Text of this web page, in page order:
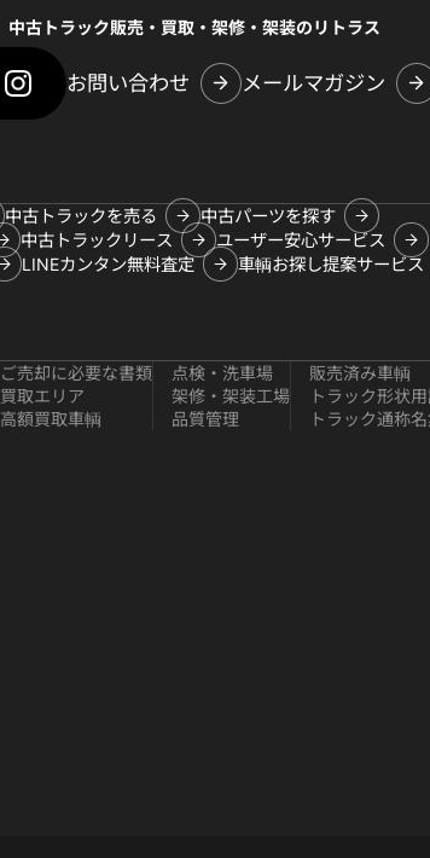
中古トラック販売・買取・架修・架装のリトラス
お問い合わせ メールマガジン
中古トラックを売る
中古パーツを探す
中古トラックリース
ユーザー安心サービス
LINEカンタン無料査定 車輌お探し提案サービス
ご売却に必要な書類
買取エリア
高額買取車輌
点検・洗車場
架修・架装工場
品質管理
販売済み車輌
トラック形状
トラック通称